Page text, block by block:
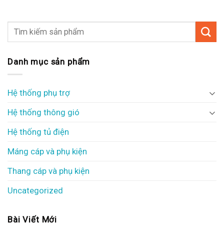
Danh mục sản phẩm
Hệ thống phụ trợ
Hệ thống thông gió
Hệ thống tủ điện
Máng cáp và phụ kiện
Thang cáp và phụ kiện
Uncategorized
Bài Viết Mới